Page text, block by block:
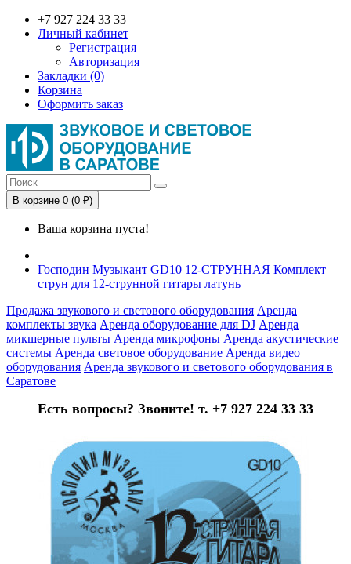
+7 927 224 33 33
Личный кабинет
Регистрация
Авторизация
Закладки (0)
Корзина
Оформить заказ
В корзине 0 (0 ₽)
Ваша корзина пуста!
Господин Музыкант GD10 12-СТРУННАЯ Комплект
струн для 12-струнной гитары латунь
Продажа звукового и светового оборудования Аренда
комплекты звука Аренда оборудование для DJ Аренда
микшерные пульты Аренда микрофоны Аренда акустические
системы Аренда световое оборудование Аренда видео
оборудования Аренда звукового и светового оборудования в
Саратове
Есть вопросы? Звоните! т. +7 927 224 33 33